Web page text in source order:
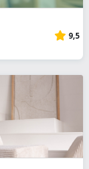
9,5